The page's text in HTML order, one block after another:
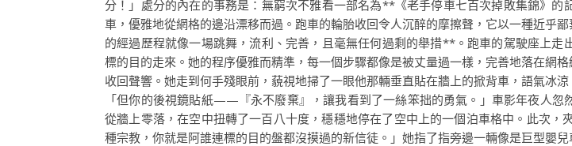
分！」處分的內在的事務是：無窮次不雅看一部名為**《老手停車七百次掉敗集錦》
車，優雅地從網格的邊沿漂移而過。跑車的輪胎收回令人沉醉的摩擦聲，它以一種近乎
的經過歷程就像一場跳舞，流利、完善，且毫無任何過剩的舉措**。跑車的駕駛座上
標的目的走來。她的程序優雅而精準，每一個步驟都像是被丈量過一樣，完善地落在網
收回聲響。她走到何手殘眼前，藐視地掃了一眼他那輛垂直貼在牆上的掀背車，語氣冰
「但你的後視鏡貼紙——『永不廢棄』，讓我看到了一絲笨拙的勇氣。」車影年夜人
從牆上零落，在空中扭轉了一百八十度，穩穩地停在了空中上的一個泊車格中。此次
種宗教，你就是阿誰連標的目的盤都沒摸過的新信徒。」她指了指旁邊一輛像是巨型嬰